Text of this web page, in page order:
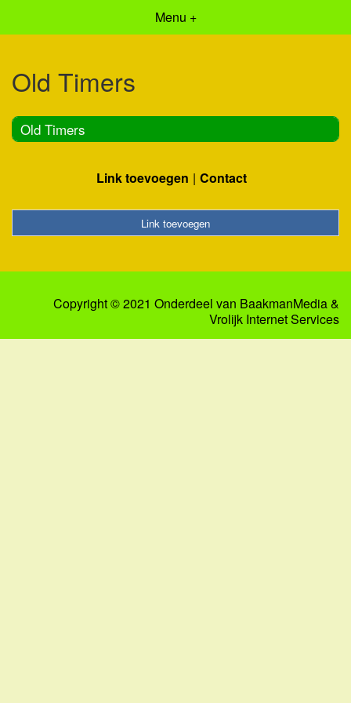
Menu +
Old Timers
Old Timers
Link toevoegen Contact
Link toevoegen
Copyright © 2021 Onderdeel van BaakmanMedia&
Vrolijk Internet Services